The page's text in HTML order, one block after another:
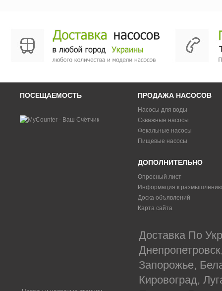
ПОСЕЩАЕМОСТЬ ПРОДАЖА НАСОСОВ
Насосы для воды
Скважные насосы
Фекальные насосы
Пищевые насосы
ДОПОЛНИТЕЛЬНО
Опросный лист
Информация к размышлению
Доска объявлений
Карта сайта
Доставка По
Запорожье,
Кировоград,